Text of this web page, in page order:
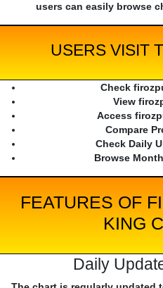
users can easily browse
USERS VISIT
Check
View
Access
Compare
Check Daily
Browse
FEATURES OF
KING
Daily